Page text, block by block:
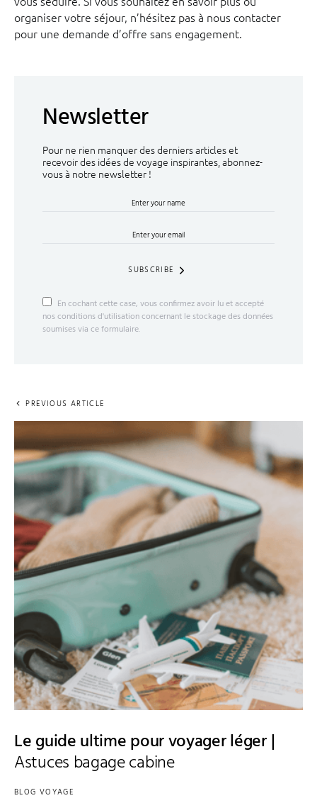
organiser votre séjour, n’hésitez pas à nous contacter
pour une demande d’offre sans engagement.
Newsletter
Pour ne rien manquer des derniers articles et
recevoir des idées de voyage inspirantes, abonnez-
vous à notre newsletter !
SUBSCRIBE
En cochant cette case, vous confirmez avoir lu et accepté
nos conditions d'utilisation concernant le stockage des données
soumises via ce formulaire.
PREVIOUS ARTICLE
Le guide ultime pour voyager léger |
Astuces bagage cabine
BLOG VOYAGE